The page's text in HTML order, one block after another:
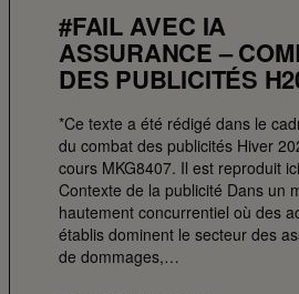
#FAIL AVEC IA
ASSURANCE –
DES PUBLICITÉS
*Ce texte a été rédigé dans le
du combat des publicités Hiver
cours MKG8407. Il est reproduit
Contexte de la publicité Dans un
hautement concurrentiel où des
établis dominent le secteur des
de dommages,…